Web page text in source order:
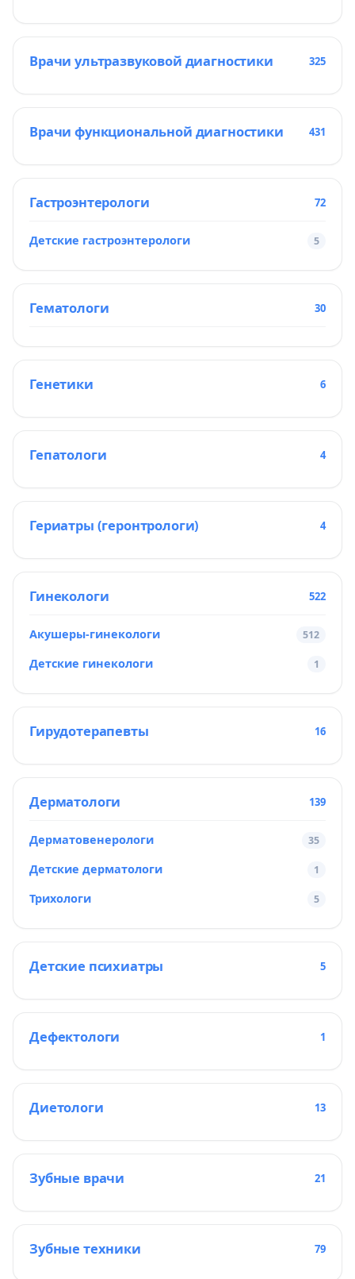
Врачи ультразвуковой диагностики 325
Врачи функциональной диагностики 431
Гастроэнтерологи 72
Детские гастроэнтерологи 5
Гематологи 30
Генетики 6
Гепатологи 4
Гериатры (геронтрологи) 4
Гинекологи 522
Акушеры-гинекологи 512
Детские гинекологи 1
Гирудотерапевты 16
Дерматологи 139
Дерматовенерологи 35
Детские дерматологи 1
Трихологи 5
Детские психиатры 5
Дефектологи 1
Диетологи 13
Зубные врачи 21
Зубные техники 79